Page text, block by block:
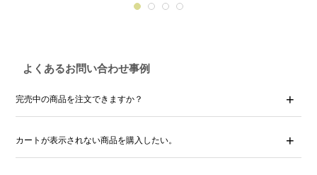
よくあるお問い合わせ事例
完売中の商品を注文できますか？
カートが表示されない商品を購入したい。